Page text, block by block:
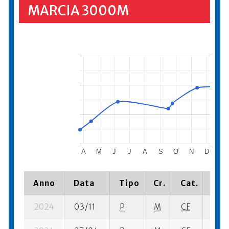
MARCIA 3000M
A M J J A S O N D
Anno Data Tipo Cr. Cat.
2024 03/11 P M CF